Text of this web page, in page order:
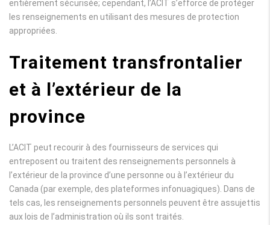
entièrement sécurisée; cependant, l’ACIT s’efforce de protéger
les renseignements en utilisant des mesures de protection
appropriées.
Traitement transfrontalier
et à l’extérieur de la
province
L’ACIT peut recourir à des fournisseurs de services qui
entreposent ou traitent des renseignements personnels à
l’extérieur de la province d’une personne ou à l’extérieur du
Canada (par exemple, des plateformes infonuagiques). Dans de
tels cas, les renseignements personnels peuvent être assujettis
aux lois de l’administration où ils sont traités.